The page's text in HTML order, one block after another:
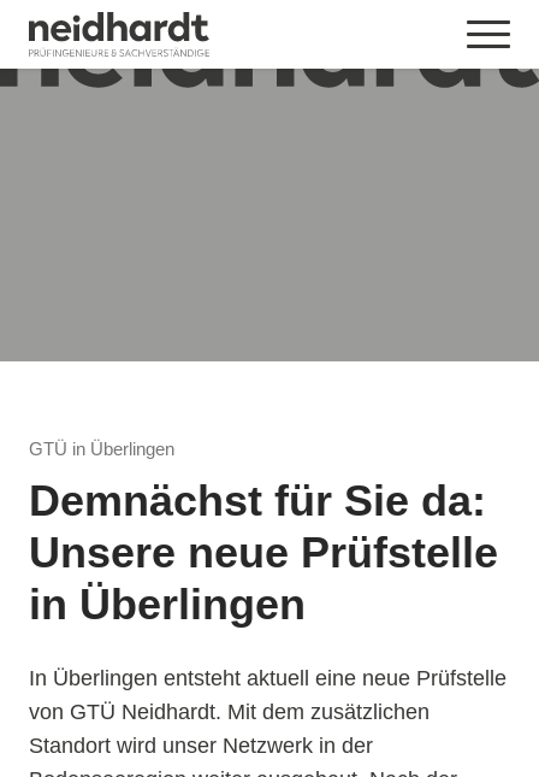
GTÜ in Überlingen
Demnächst für Sie da:
Unsere neue Prüfstelle
in Überlingen
In Überlingen entsteht aktuell eine neue Prüfstelle
von GTÜ Neidhardt. Mit dem zusätzlichen
Standort wird unser Netzwerk in der